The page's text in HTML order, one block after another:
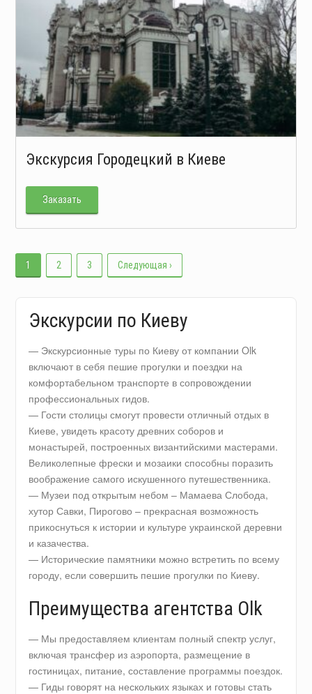
Экскурсия Городецкий в Киеве
Заказать
1 2 3 Следующая ›
Экскурсии по Киеву
— Экскурсионные туры по Киеву от компании Olk
включают в себя пешие прогулки и поездки на
комфортабельном транспорте в сопровождении
профессиональных гидов.
— Гости столицы смогут провести отличный отдых в
Киеве, увидеть красоту древних соборов и
монастырей, построенных византийскими мастерами.
Великолепные фрески и мозаики способны поразить
воображение самого искушенного путешественника.
— Музеи под открытым небом – Мамаева Слобода,
хутор Савки, Пирогово – прекрасная возможность
прикоснуться к истории и культуре украинской деревни
и казачества.
— Исторические памятники можно встретить по всему
городу, если совершить пешие прогулки по Киеву.
Преимущества агентства Olk
— Мы предоставляем клиентам полный спектр услуг,
включая трансфер из аэропорта, размещение в
гостиницах, питание, составление программы поездок.
— Гиды говорят на нескольких языках и готовы стать